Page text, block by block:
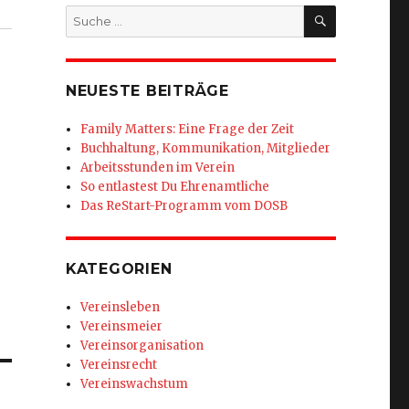
Suche
nach:
SUCHEN
NEUESTE BEITRÄGE
Family Matters: Eine Frage der Zeit
Buchhaltung, Kommunikation, Mitglieder
Arbeitsstunden im Verein
So entlastest Du Ehrenamtliche
Das ReStart-Programm vom DOSB
KATEGORIEN
Vereinsleben
Vereinsmeier
Vereinsorganisation
Vereinsrecht
Vereinswachstum